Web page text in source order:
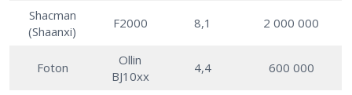
Shacman
(Shaanxi)
F2000 8,1 2 000 000
Foton
Ollin
BJ10xx
4,4 600 000